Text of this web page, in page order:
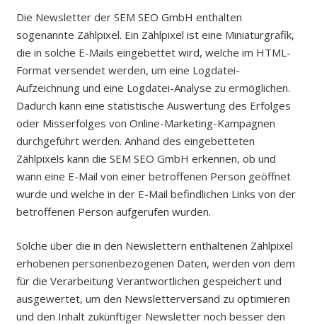
Die Newsletter der SEM SEO GmbH enthalten
sogenannte Zählpixel. Ein Zählpixel ist eine Miniaturgrafik,
die in solche E-Mails eingebettet wird, welche im HTML-
Format versendet werden, um eine Logdatei-
Aufzeichnung und eine Logdatei-Analyse zu ermöglichen.
Dadurch kann eine statistische Auswertung des Erfolges
oder Misserfolges von Online-Marketing-Kampagnen
durchgeführt werden. Anhand des eingebetteten
Zählpixels kann die SEM SEO GmbH erkennen, ob und
wann eine E-Mail von einer betroffenen Person geöffnet
wurde und welche in der E-Mail befindlichen Links von der
betroffenen Person aufgerufen wurden.
Solche über die in den Newslettern enthaltenen Zählpixel
erhobenen personenbezogenen Daten, werden von dem
für die Verarbeitung Verantwortlichen gespeichert und
ausgewertet, um den Newsletterversand zu optimieren
und den Inhalt zukünftiger Newsletter noch besser den